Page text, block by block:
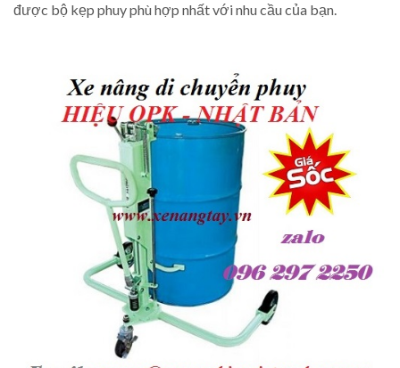
được bộ kẹp phuy phù hợp nhất với nhu cầu của bạn.